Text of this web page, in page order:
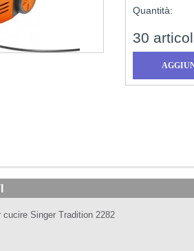
Quantità:
30
cucire Singer Tradition 2282